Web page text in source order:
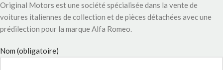
Original Motors est une société spécialisée dans la vente de
voitures italiennes de collection et de pièces détachées avec une
prédilection pour la marque Alfa Romeo.
Nom (obligatoire)